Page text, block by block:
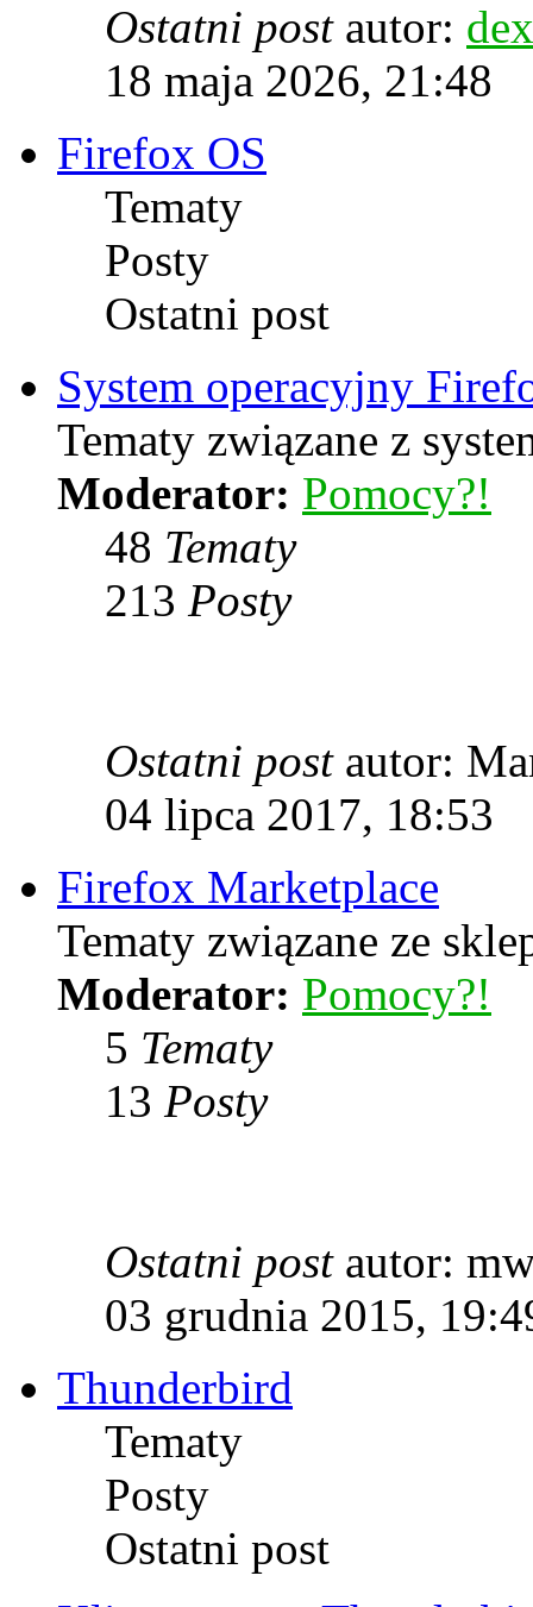
Ostatni postautor:
18 maja 2026, 21:48
Firefox OS
Tematy
Posty
Ostatni post
System operacyjny
Tematy związane z
Moderator: Pomocy?!
48 Tematy
213 Posty
Ostatni postautor:
04 lipca 2017, 18:53
Firefox Marketplace
Tematy związane ze
Moderator: Pomocy?!
5 Tematy
13 Posty
Ostatni postautor:
03 grudnia 2015,
Thunderbird
Tematy
Posty
Ostatni post